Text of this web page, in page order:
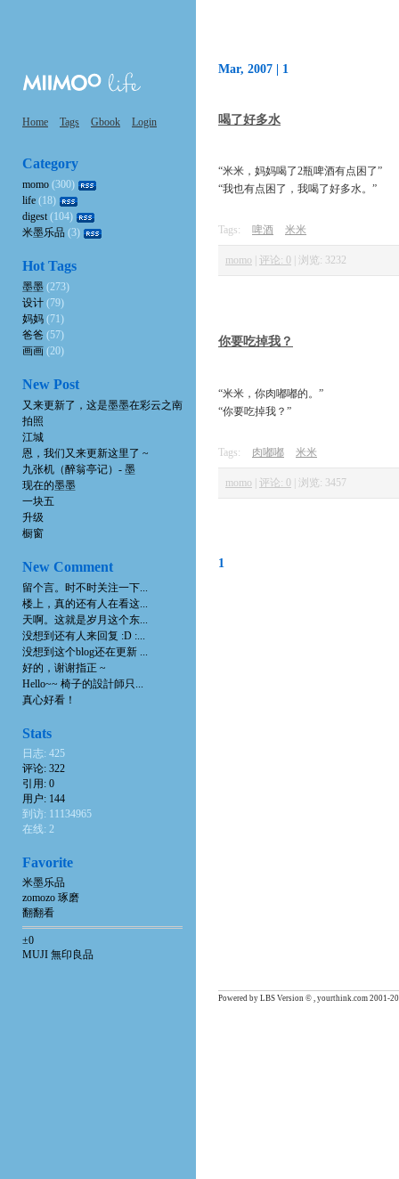
Home Tags Gbook Login
Mar, 2007 | 1
喝了好多水
“米米，妈妈喝了2瓶啤酒有点困了”
“我也有点困了，我喝了好多水。”
Tags: 啤酒 米米
momo 评论: 0 浏览: 3232
你要吃掉我？
“米米，你肉嘟嘟的。”
“你要吃掉我？”
Tags: 肉嘟嘟 米米
momo 评论: 0 浏览: 3457
1
Category
momo (300)
life (18)
digest(104)
米墨乐品 (3)
Hot Tags
墨墨 (273)
设计 (79)
妈妈 (71)
爸爸 (57)
画画 (20)
New Post
又来更新了，这是墨墨在彩云之南
拍照
江城
恩，我们又来更新这里了 ~
九张机（醉翁亭记）- 墨
现在的墨墨
一块五
升级
橱窗
New Comment
留个言。时不时关注一下...
楼上，真的还有人在看这...
天啊。这就是岁月这个东...
没想到还有人来回复 :D :...
没想到这个blog还在更新 ...
好的，谢谢指正 ~
Hello~~ 椅子的設計師只...
真心好看！
Stats
日志: 425
评论: 322
引用: 0
用户: 144
到访: 11134965
在线: 2
Favorite
米墨乐品
zomozo 琢磨
翻翻看
±0
MUJI 無印良品
Powered by LBS Version © , yourthink.com 2001-